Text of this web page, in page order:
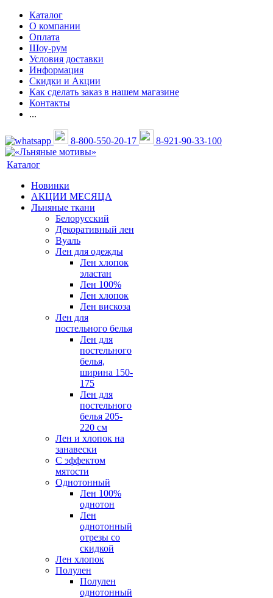
Каталог
О компании
Оплата
Шоу-рум
Условия доставки
Информация
Скидки и Акции
Как сделать заказ в нашем магазине
Контакты
...
8-800-550-20-17 8-921-90-33-100
Каталог
Новинки
АКЦИИ МЕСЯЦА
Льняные ткани
Белорусский
Декоративный лен
Вуаль
Лен для одежды
Лен хлопок
эластан
Лен 100%
Лен хлопок
Лен вискоза
Лен для
постельного белья
Лен для
постельного
белья,
ширина 150-
175
Лен для
постельного
белья 205-
220 см
Лен и хлопок на
занавески
С эффектом
мятости
Однотонный
Лен 100%
однотон
Лен
однотонный
отрезы со
скидкой
Лен хлопок
Полулен
Полулен
однотонный